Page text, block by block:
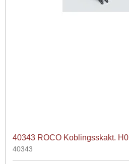
40343 ROCO Koblingsskakt. H0
40343